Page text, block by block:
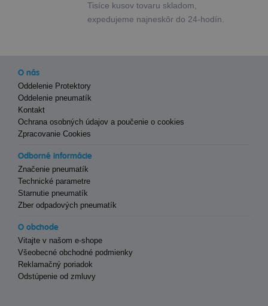
Tisíce kusov tovaru skladom,
expedujeme najneskôr do 24-hodín.
O nás
Oddelenie Protektory
Oddelenie pneumatík
Kontakt
Ochrana osobných údajov a poučenie o cookies
Zpracovanie Cookies
Odborné informácie
Značenie pneumatík
Technické parametre
Starnutie pneumatík
Zber odpadových pneumatík
O obchode
Vitajte v našom e-shope
Všeobecné obchodné podmienky
Reklamačný poriadok
Odstúpenie od zmluvy